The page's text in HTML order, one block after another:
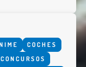
COCHES
CONCURSOS